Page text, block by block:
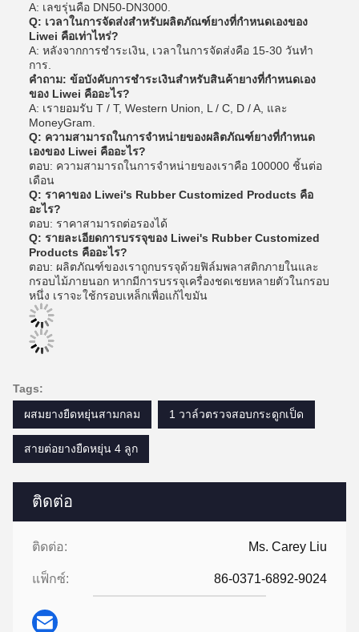
ติดต่อ
ติดต่อ: Ms. Carey Liu
แฟ็กซ์: 86-0371-6892-9024
A: เลขรุ่นคือ DN50-DN3000.
Q: เวลาในการจัดส่งสําหรับผลิตภัณฑ์ยางที่กําหนดเองของ
Liwei คือเท่าไหร่?
A: หลังจากการชําระเงิน, เวลาในการจัดส่งคือ 15-30 วันทํา
การ.
คําถาม: ข้อบังคับการชําระเงินสําหรับสินค้ายางที่กําหนดเอง
ของ Liwei คืออะไร?
A: เรายอมรับ T / T, Western Union, L / C, D / A, และ
MoneyGram.
Q: ความสามารถในการจําหน่ายของผลิตภัณฑ์ยางที่กําหนด
เองของ Liwei คืออะไร?
ตอบ: ความสามารถในการจําหน่ายของเราคือ 100000 ชิ้นต่อ
เดือน
Q: ราคาของ Liwei's Rubber Customized Products คือ
อะไร?
ตอบ: ราคาสามารถต่อรองได้
Q: รายละเอียดการบรรจุของ Liwei's Rubber Customized
Products คืออะไร?
ตอบ: ผลิตภัณฑ์ของเราถูกบรรจุด้วยฟิล์มพลาสติกภายในและ
กรอบไม้ภายนอก หากมีการบรรจุเครื่องชดเชยหลายตัวในกรอบ
หนึ่ง เราจะใช้กรอบเหล็กเพื่อแก้ไขมัน
Tags:
ผสมยางยืดหยุ่นสามกลม
1 วาล์วตรวจสอบกระดูกเป็ด
สายต่อยางยืดหยุ่น 4 ลูก